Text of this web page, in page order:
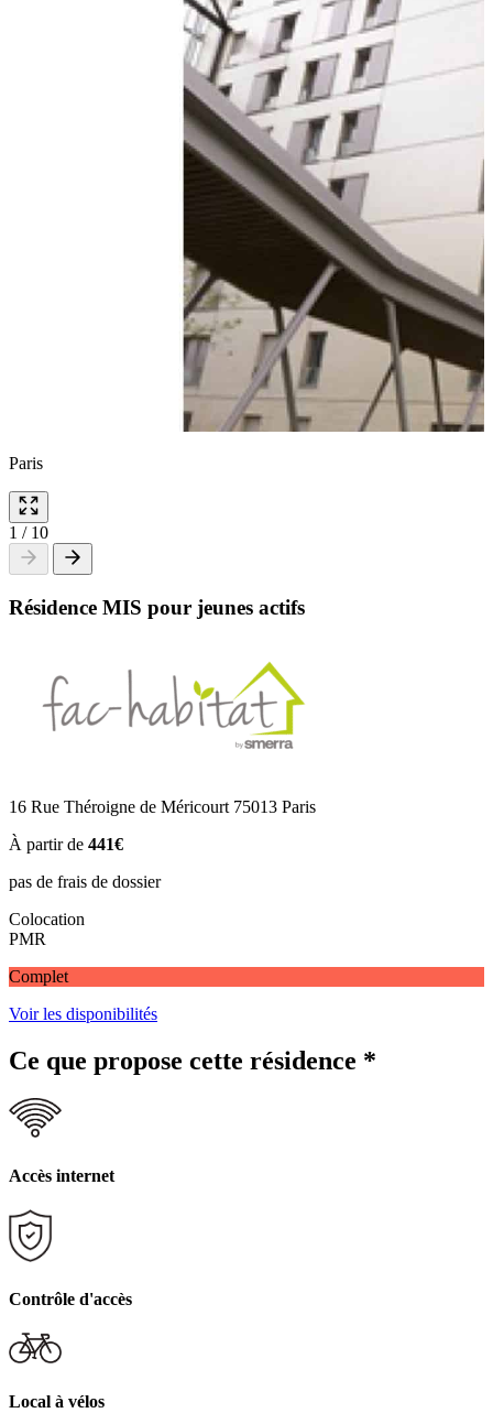
Paris
1 / 10
Résidence MIS pour jeunes actifs
16 Rue Théroigne de Méricourt 75013 Paris
À partir de 441€
pas de frais de dossier
Colocation
PMR
Complet
Voir les disponibilités
Ce que propose cette résidence *
Accès internet
Contrôle d'accès
Local à vélos